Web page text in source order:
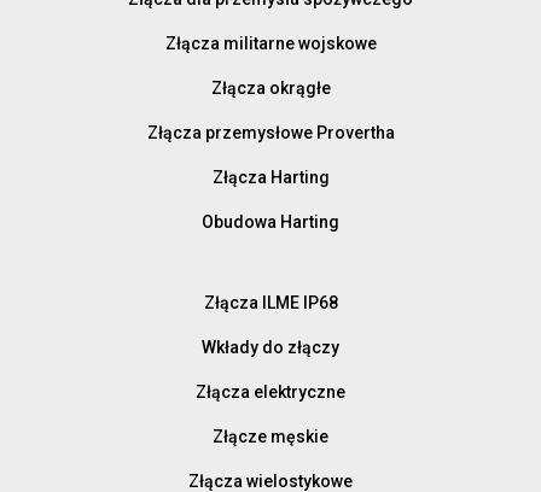
Złącza militarne wojskowe
Złącza okrągłe
Złącza przemysłowe Provertha
Złącza Harting
Obudowa Harting
Złącza ILME IP68
Wkłady do złączy
Złącza elektryczne
Złącze męskie
Złącza wielostykowe